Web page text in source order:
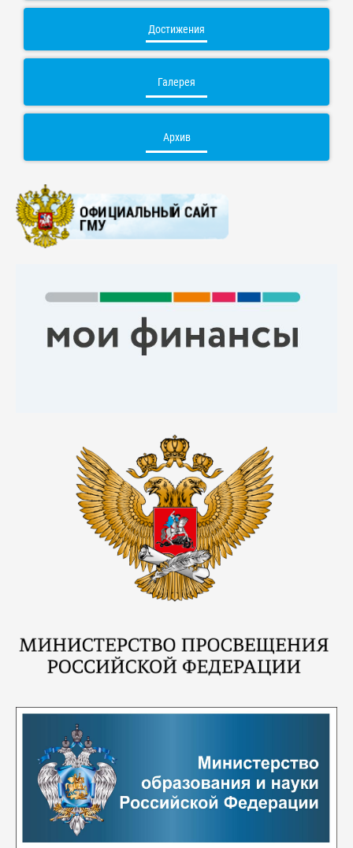
Достижения
Галерея
Архив